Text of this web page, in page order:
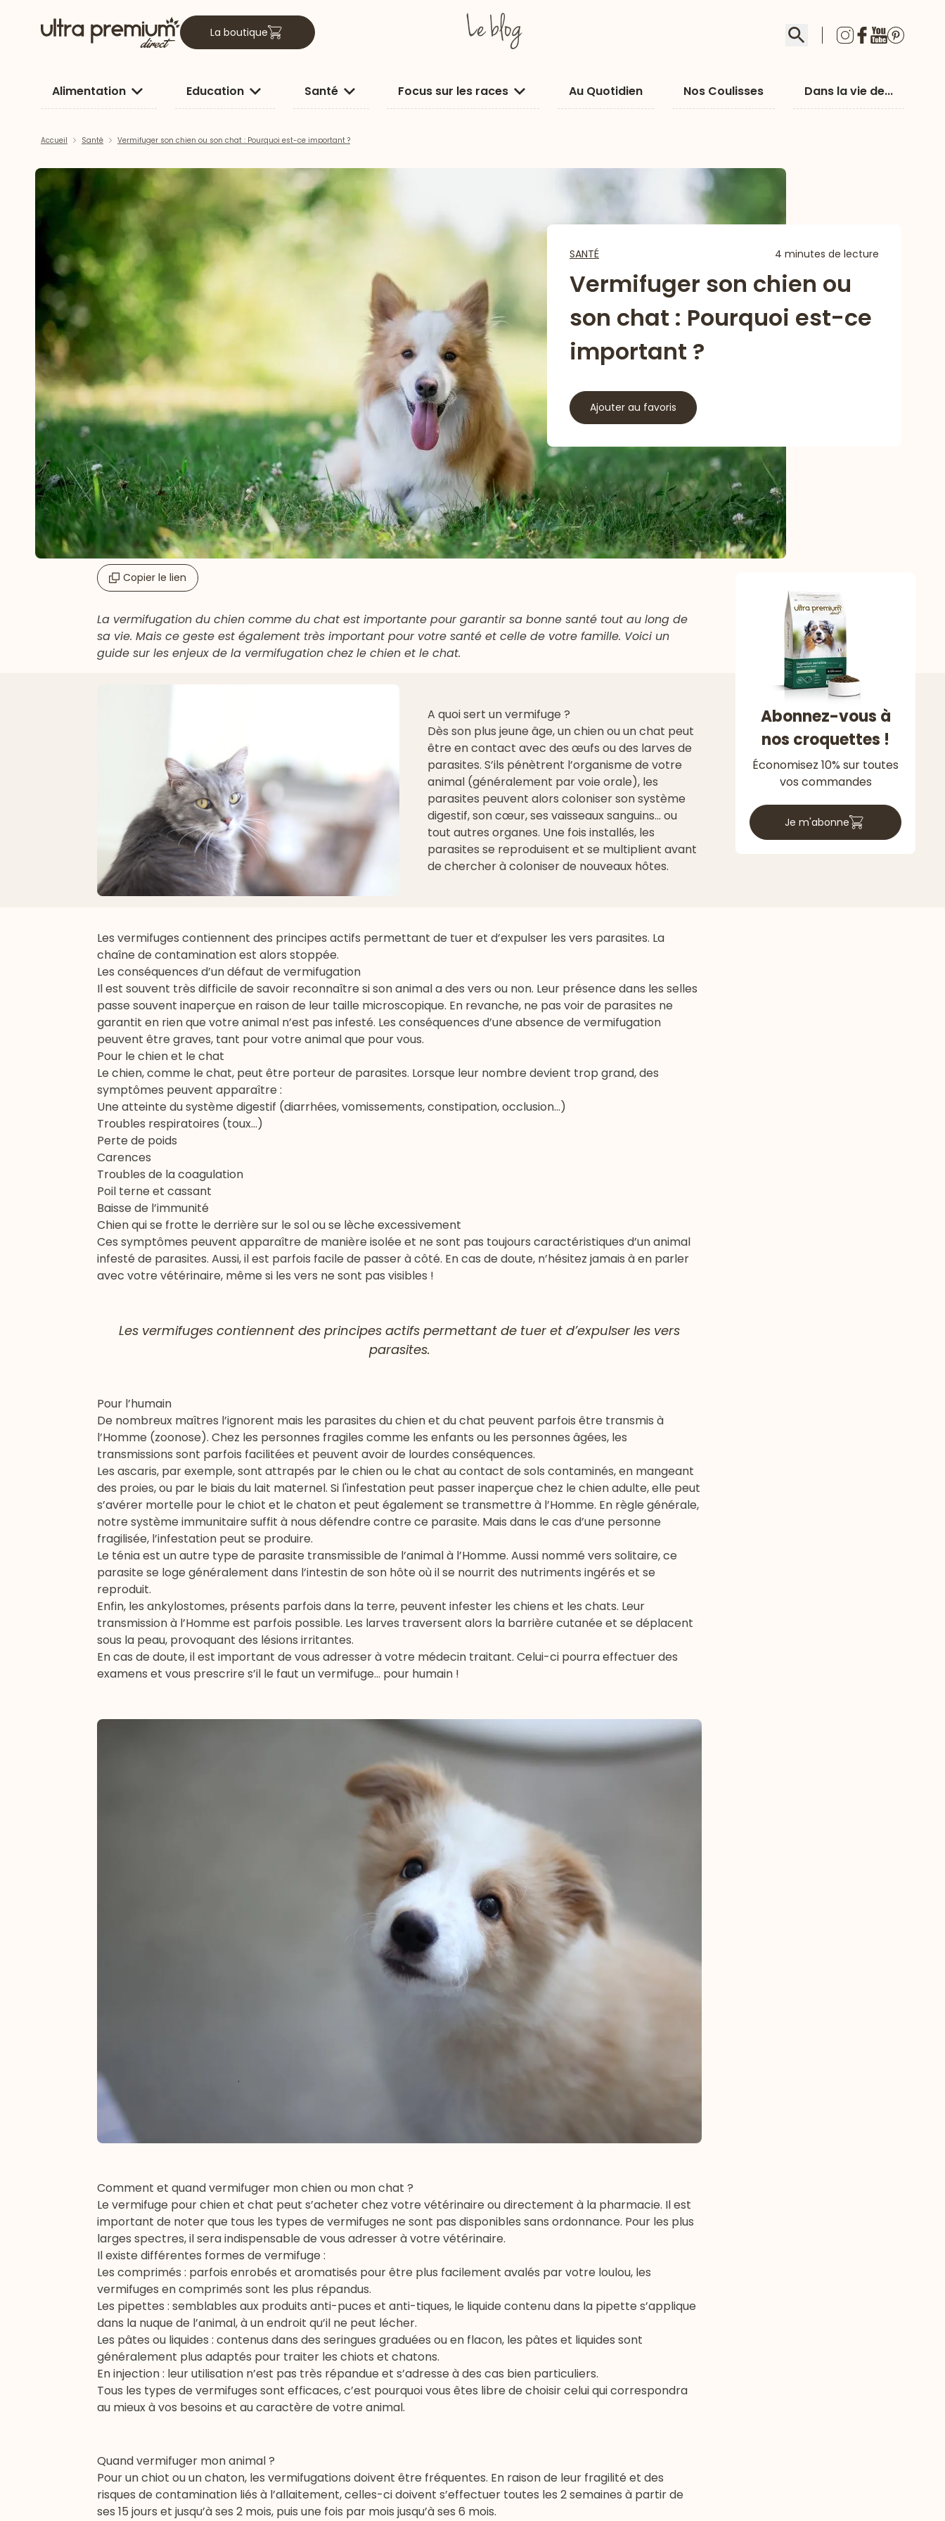
La boutique Rechercher
Alimentation Education Santé Focus sur les races Au Quotidien Nos Coulisses Dans la vie de...
Accueil Santé Vermifuger son chien ou son chat : Pourquoi est-ce important ?
SANTÉ 4 minutes de lecture
Vermifuger son chien ou
son chat : Pourquoi est-ce
important ?
Ajouter au favoris
Copier le lien
La vermifugation du chien comme du chat est importante pour garantir sa bonne santé tout au long de
sa vie. Mais ce geste est également très important pour votre santé et celle de votre famille. Voici un
guide sur les enjeux de la vermifugation chez le chien et le chat.
A quoi sert un vermifuge ?
Dès son plus jeune âge, un chien ou un chat peut
être en contact avec des œufs ou des larves de
parasites. S’ils pénètrent l’organisme de votre
animal (généralement par voie orale), les
parasites peuvent alors coloniser son système
digestif, son cœur, ses vaisseaux sanguins… ou
tout autres organes. Une fois installés, les
parasites se reproduisent et se multiplient avant
de chercher à coloniser de nouveaux hôtes.
Les vermifuges contiennent des principes actifs permettant de tuer et d’expulser les vers parasites. La
chaîne de contamination est alors stoppée.
Les conséquences d’un défaut de vermifugation
Il est souvent très difficile de savoir reconnaître si son animal a des vers ou non. Leur présence dans les selles
passe souvent inaperçue en raison de leur taille microscopique. En revanche, ne pas voir de parasites ne
garantit en rien que votre animal n’est pas infesté. Les conséquences d’une absence de vermifugation
peuvent être graves, tant pour votre animal que pour vous.
Pour le chien et le chat
Le chien, comme le chat, peut être porteur de parasites. Lorsque leur nombre devient trop grand, des
symptômes peuvent apparaître :
Une atteinte du système digestif (diarrhées, vomissements, constipation, occlusion…)
Troubles respiratoires (toux…)
Perte de poids
Carences
Troubles de la coagulation
Poil terne et cassant
Baisse de l’immunité
Chien qui se frotte le derrière sur le sol ou se lèche excessivement
Ces symptômes peuvent apparaître de manière isolée et ne sont pas toujours caractéristiques d’un animal
infesté de parasites. Aussi, il est parfois facile de passer à côté. En cas de doute, n’hésitez jamais à en parler
avec votre vétérinaire, même si les vers ne sont pas visibles !
Les vermifuges contiennent des principes actifs permettant de tuer et d’expulser les vers
parasites.
Pour l’humain
De nombreux maîtres l’ignorent mais les parasites du chien et du chat peuvent parfois être transmis à
l’Homme (zoonose). Chez les personnes fragiles comme les enfants ou les personnes âgées, les
transmissions sont parfois facilitées et peuvent avoir de lourdes conséquences.
Les ascaris, par exemple, sont attrapés par le chien ou le chat au contact de sols contaminés, en mangeant
des proies, ou par le biais du lait maternel. Si l'infestation peut passer inaperçue chez le chien adulte, elle peut
s’avérer mortelle pour le chiot et le chaton et peut également se transmettre à l’Homme. En règle générale,
notre système immunitaire suffit à nous défendre contre ce parasite. Mais dans le cas d’une personne
fragilisée, l’infestation peut se produire.
Le ténia est un autre type de parasite transmissible de l’animal à l’Homme. Aussi nommé vers solitaire, ce
parasite se loge généralement dans l’intestin de son hôte où il se nourrit des nutriments ingérés et se
reproduit.
Enfin, les ankylostomes, présents parfois dans la terre, peuvent infester les chiens et les chats. Leur
transmission à l’Homme est parfois possible. Les larves traversent alors la barrière cutanée et se déplacent
sous la peau, provoquant des lésions irritantes.
En cas de doute, il est important de vous adresser à votre médecin traitant. Celui-ci pourra effectuer des
examens et vous prescrire s’il le faut un vermifuge… pour humain !
Comment et quand vermifuger mon chien ou mon chat ?
Le vermifuge pour chien et chat peut s’acheter chez votre vétérinaire ou directement à la pharmacie. Il est
important de noter que tous les types de vermifuges ne sont pas disponibles sans ordonnance. Pour les plus
larges spectres, il sera indispensable de vous adresser à votre vétérinaire.
Il existe différentes formes de vermifuge :
Les comprimés : parfois enrobés et aromatisés pour être plus facilement avalés par votre loulou, les
vermifuges en comprimés sont les plus répandus.
Les pipettes : semblables aux produits anti-puces et anti-tiques, le liquide contenu dans la pipette s’applique
dans la nuque de l’animal, à un endroit qu’il ne peut lécher.
Les pâtes ou liquides : contenus dans des seringues graduées ou en flacon, les pâtes et liquides sont
généralement plus adaptés pour traiter les chiots et chatons.
En injection : leur utilisation n’est pas très répandue et s’adresse à des cas bien particuliers.
Tous les types de vermifuges sont efficaces, c’est pourquoi vous êtes libre de choisir celui qui correspondra
au mieux à vos besoins et au caractère de votre animal.
Quand vermifuger mon animal ?
Pour un chiot ou un chaton, les vermifugations doivent être fréquentes. En raison de leur fragilité et des
risques de contamination liés à l’allaitement, celles-ci doivent s’effectuer toutes les 2 semaines à partir de
ses 15 jours et jusqu’à ses 2 mois, puis une fois par mois jusqu’à ses 6 mois.
Abonnez-vous à
nos croquettes !
Économisez 10% sur toutes
vos commandes
Je m'abonne